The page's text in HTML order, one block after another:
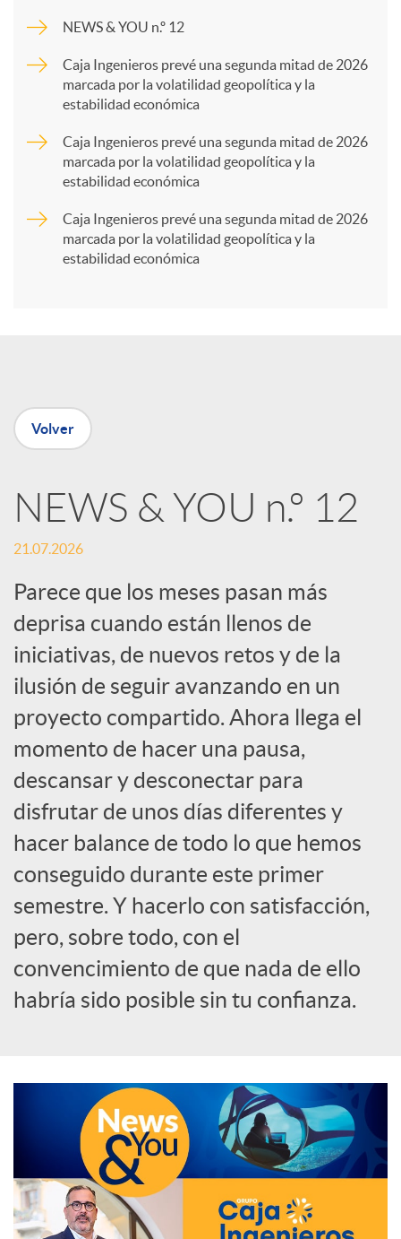
p
e
R
e
d
e
s
S
o
c
i
l
e
s
NEWS & YOU n.º 12
Caja Ingenieros prevé una segunda mitad de 2026
marcada por la volatilidad geopolítica y la
estabilidad económica
Caja Ingenieros prevé una segunda mitad de 2026
marcada por la volatilidad geopolítica y la
estabilidad económica
Caja Ingenieros prevé una segunda mitad de 2026
marcada por la volatilidad geopolítica y la
estabilidad económica
Volver
NEWS & YOU n.º 12
21.07.2026
Parece que los meses pasan más
deprisa cuando están llenos de
iniciativas, de nuevos retos y de la
ilusión de seguir avanzando en un
proyecto compartido. Ahora llega el
momento de hacer una pausa,
descansar y desconectar para
disfrutar de unos días diferentes y
hacer balance de todo lo que hemos
conseguido durante este primer
semestre. Y hacerlo con satisfacción,
pero, sobre todo, con el
convencimiento de que nada de ello
habría sido posible sin tu confianza.